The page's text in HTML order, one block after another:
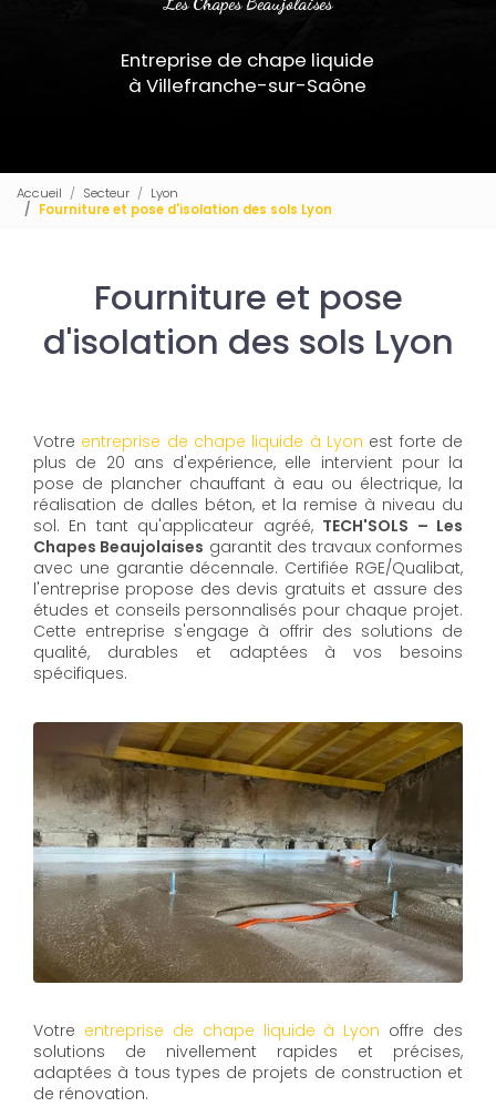
Entreprise de chape liquide
à Villefranche-sur-Saône
Accueil Secteur
Lyon
Fourniture et pose d'isolation des sols Lyon
Fourniture et pose
d'isolation des sols Lyon
Votre entreprise de chape liquide à Lyon est forte de
plus de 20 ans d'expérience, elle intervient pour la
pose de plancher chauffant à eau ou électrique, la
réalisation de dalles béton, et la remise à niveau du
sol. En tant qu'applicateur agréé, TECH'SOLS – Les
Chapes Beaujolaises garantit des travaux conformes
avec une garantie décennale. Certifiée RGE/Qualibat,
l'entreprise propose des devis gratuits et assure des
études et conseils personnalisés pour chaque projet.
Cette entreprise s'engage à offrir des solutions de
qualité, durables et adaptées à vos besoins
spécifiques.
Votre entreprise de chape liquide à Lyon offre des
solutions de nivellement rapides et précises,
adaptées à tous types de projets de construction et
de rénovation.